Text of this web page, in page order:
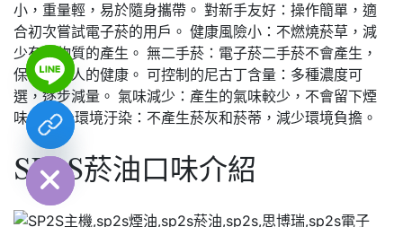
小，重量輕，易於隨身攜帶。 對新手友好：操作簡單，適
合初次嘗試電子菸的用戶。 健康風險小：不燃燒菸草，減
少有害物質的產生。 無二手菸：電子菸二手菸不會產生，
保護周圍人的健康。 可控制的尼古丁含量：多種濃度可
選，逐步減量。 氣味減少：產生的氣味較少，不會留下煙
味。 減少環境汙染：不產生菸灰和菸蒂，減少環境負擔。
SP2S菸油口味介紹
Hide
chaty